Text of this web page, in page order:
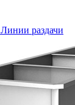
Линии раздачи